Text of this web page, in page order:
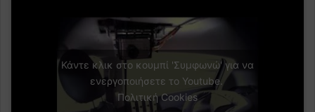
Κάντε κλικ στο κουμπί 'Συμφωνώ' για να
ενεργοποιήσετε το Youtube.
Πολιτική Cookies